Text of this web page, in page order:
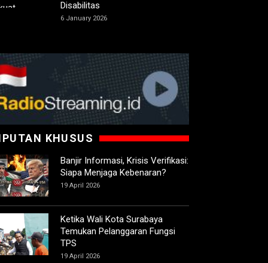
Disabilitas
6 January 2026
KHUSUS
Banjir Informasi, Krisis Verifikasi:
Siapa Menjaga Kebenaran?
19 April 2026
Ketika Wali Kota Surabaya
Temukan Pelanggaran Fungsi
TPS
19 April 2026